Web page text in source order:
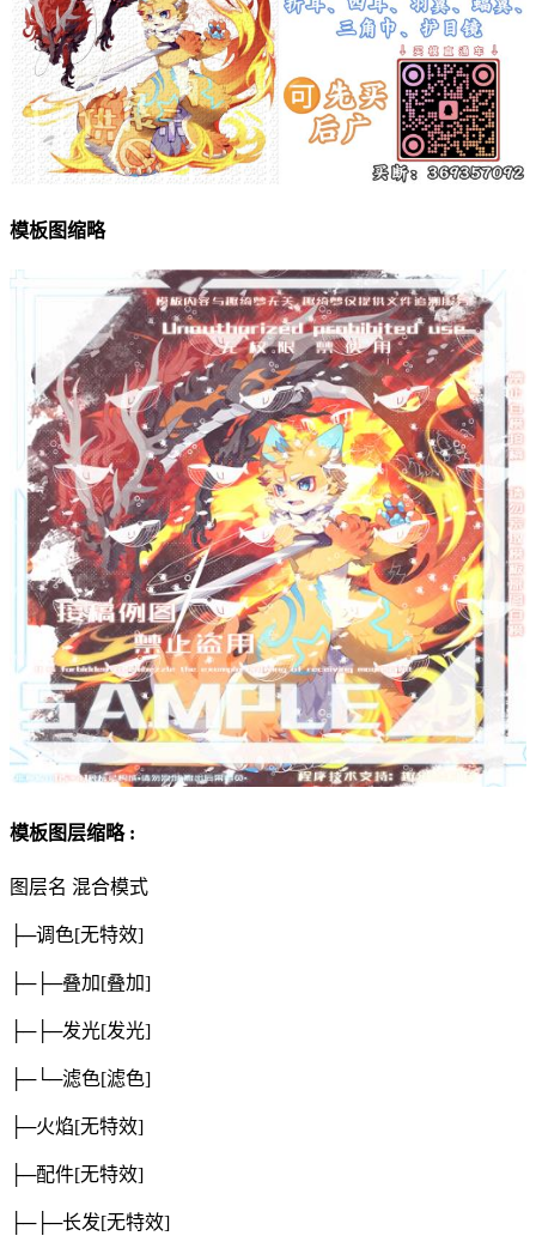
模板图缩略
模板图层缩略 :
图层名 混合模式
├─调色[无特效]
├─├─叠加[叠加]
├─├─发光[发光]
├─└─滤色[滤色]
├─火焰[无特效]
├─配件[无特效]
├─├─长发[无特效]